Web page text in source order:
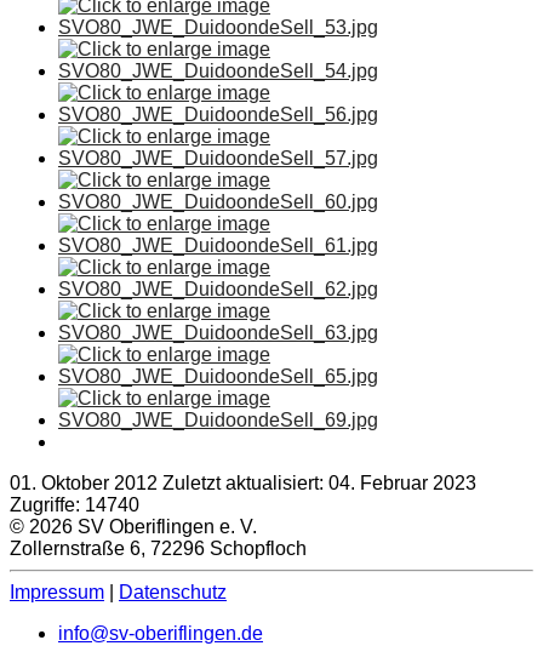
01. Oktober 2012 Zuletzt aktualisiert: 04. Februar 2023
Zugriffe: 14740
© 2026 SV Oberiflingen e. V.
Zollernstraße 6, 72296 Schopfloch
Impressum
Datenschutz
info@sv-oberiflingen.de